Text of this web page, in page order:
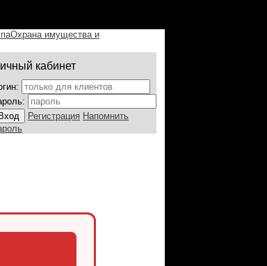
Охрана имущества и
кабинет
Регистрация Напомнить